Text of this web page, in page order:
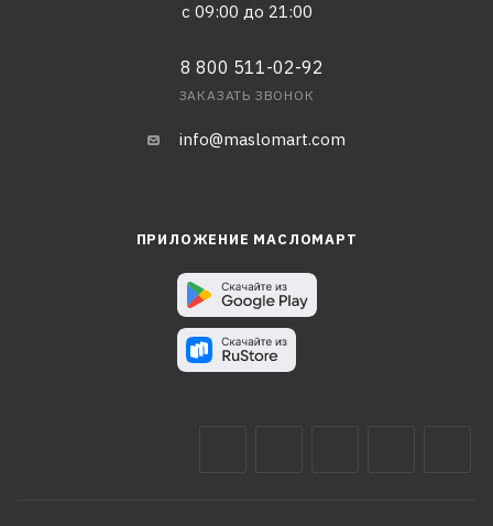
с 09:00 до 21:00
8 800 511-02-92
ЗАКАЗАТЬ ЗВОНОК
info@maslomart.com
ПРИЛОЖЕНИЕ МАСЛОМАРТ